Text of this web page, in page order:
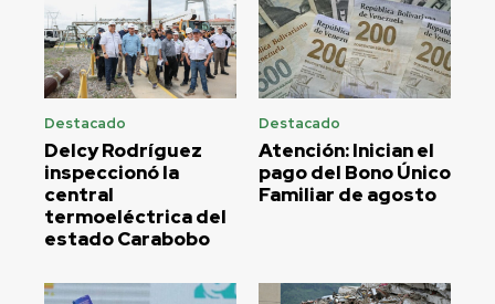
Destacado
Delcy Rodríguez
inspeccionó la
central
termoeléctrica del
estado Carabobo
Destacado
Atención: Inician el
pago del Bono Único
Familiar de agosto